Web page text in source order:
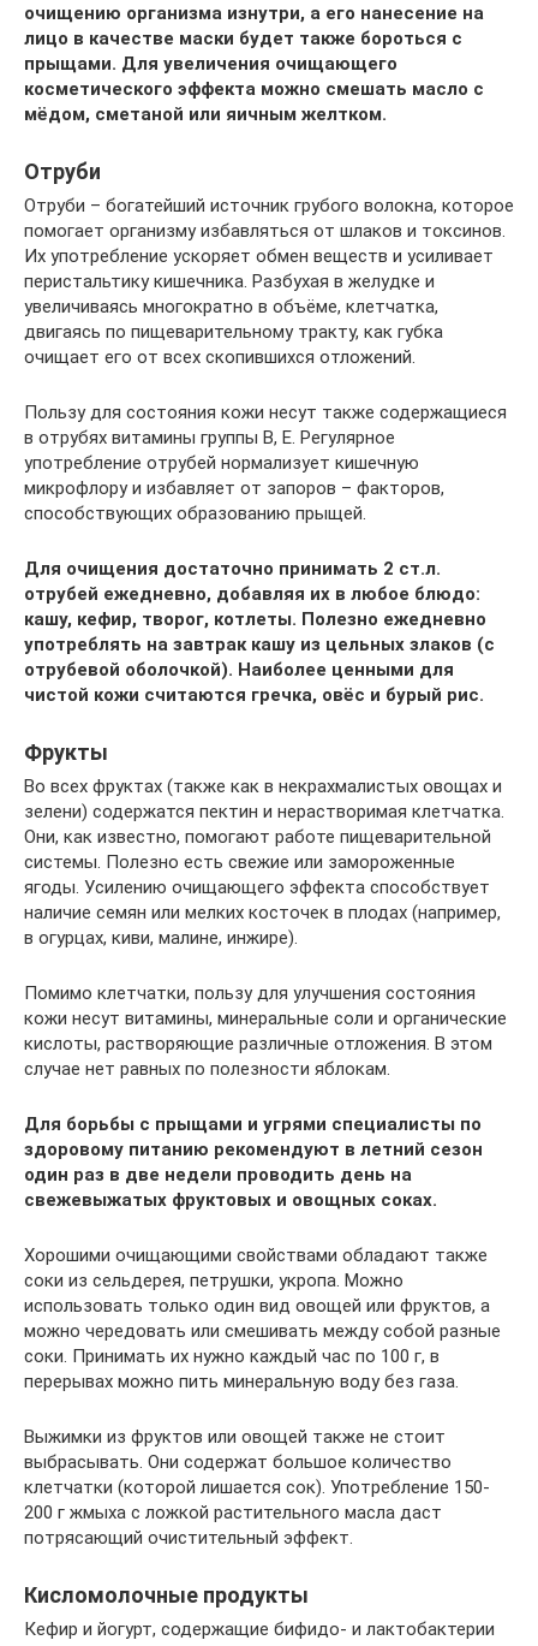
очищению организма изнутри, а его нанесение на
лицо в качестве маски будет также бороться с
прыщами. Для увеличения очищающего
косметического эффекта можно смешать масло с
мёдом, сметаной или яичным желтком.
Отруби
Отруби – богатейший источник грубого волокна, которое
помогает организму избавляться от шлаков и токсинов.
Их употребление ускоряет обмен веществ и усиливает
перистальтику кишечника. Разбухая в желудке и
увеличиваясь многократно в объёме, клетчатка,
двигаясь по пищеварительному тракту, как губка
очищает его от всех скопившихся отложений.
Пользу для состояния кожи несут также содержащиеся
в отрубях витамины группы В, Е. Регулярное
употребление отрубей нормализует кишечную
микрофлору и избавляет от запоров – факторов,
способствующих образованию прыщей.
Для очищения достаточно принимать 2 ст.л.
отрубей ежедневно, добавляя их в любое блюдо:
кашу, кефир, творог, котлеты. Полезно ежедневно
употреблять на завтрак кашу из цельных злаков (с
отрубевой оболочкой). Наиболее ценными для
чистой кожи считаются гречка, овёс и бурый рис.
Фрукты
Во всех фруктах (также как в некрахмалистых овощах и
зелени) содержатся пектин и нерастворимая клетчатка.
Они, как известно, помогают работе пищеварительной
системы. Полезно есть свежие или замороженные
ягоды. Усилению очищающего эффекта способствует
наличие семян или мелких косточек в плодах (например,
в огурцах, киви, малине, инжире).
Помимо клетчатки, пользу для улучшения состояния
кожи несут витамины, минеральные соли и органические
кислоты, растворяющие различные отложения. В этом
случае нет равных по полезности яблокам.
Для борьбы с прыщами и угрями специалисты по
здоровому питанию рекомендуют в летний сезон
один раз в две недели проводить день на
свежевыжатых фруктовых и овощных соках.
Хорошими очищающими свойствами обладают также
соки из сельдерея, петрушки, укропа. Можно
использовать только один вид овощей или фруктов, а
можно чередовать или смешивать между собой разные
соки. Принимать их нужно каждый час по 100 г, в
перерывах можно пить минеральную воду без газа.
Выжимки из фруктов или овощей также не стоит
выбрасывать. Они содержат большое количество
клетчатки (которой лишается сок). Употребление 150-
200 г жмыха с ложкой растительного масла даст
потрясающий очистительный эффект.
Кисломолочные продукты
Кефир и йогурт, содержащие бифидо- и лактобактерии